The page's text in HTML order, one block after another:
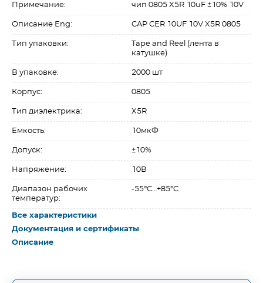
Примечание: чип 0805 X5R 10uF ±10% 10V
Описание Eng: CAP CER 10UF 10V X5R 0805
Тип упаковки:
Tape and Reel (лента в
катушке)
В упаковке: 2000 шт
Корпус: 0805
Тип диэлектрика: X5R
Емкость: 10мкФ
Допуск: ±10%
Напряжение: 10В
Диапазон рабочих
температур:
-55°C…+85°C
Все характеристики
Документация и сертификаты
Описание